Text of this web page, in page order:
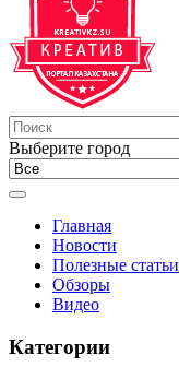
Выберите город
Главная
Новости
Полезные статьи
Обзоры
Видео
Категории